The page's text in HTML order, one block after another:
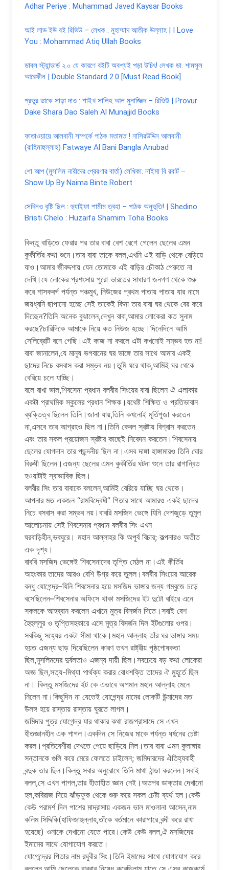
Adhar Periye : Muhammad Javed Kaysar Books
আই লাভ ইউ বই রিভিউ – লেখক : মুহাম্মাদ আতীক উল্লাহ | I Love
You : Mohammad Atiq Ullah Books
ডাবল স্ট্যান্ডার্ড ২.০ যে কারণে বইটি অবশ্যই পড়া উচিৎ! লেখক ডা. শামসুল
আরেফীন | Double Standard 2.0 [Must Read Book]
প্রভুর ডাকে সাড়া দাও : শাইখ সালিহ আল মুনাজ্জিদ – রিভিউ | Provur
Dake Shara Dao Saleh Al Munajjid Books
ফাতাওয়ায়ে আলবানী সম্পর্কে পাঠক মতামত ! নাসিরউদ্দিন আলবানী
(রাহিমাহুল্লাহ) Fatwaye Al Bani Bangla Anubad
শো আপ (মুসলিম নারীদের প্রেরণার বার্তা) লেখিকা: নাইমা বি রবার্ট –
Show Up By Naima Binte Robert
সেদিনও বৃষ্টি ছিল : হুযাইফা শামীম ত্বহা – পাঠক অনুভূতি! | Shedino
Bristi Chelo : Huzaifa Shamim Toha Books
কিন্তু বাড়িতে ফেরার পর তার বাবা বেশ রেগে গেলেন ছেলের এমন
কুকীর্তির কথা শুনে।তার বাবা তাকে বলল,এখনি এই বাড়ি থেকে বেড়িয়ে
যাও।আমার জীবদ্দশায় যেন তোমাকে এই বাড়ির চৌকাঠ পেরুতে না
দেখি।যে লোকের প্রশংসায় পুরো ভারতের সাধারণ জনগণ থেকে শুরু
করে শাসকবর্গ পর্যন্ত পঞ্চমুখ, নিউজের প্রথম পাতায় পাতায় যার নামে
জয়ধ্বনি ছাপানো হচ্ছে সেই তাকেই কিনা তার বাবা ঘর থেকে বের করে
দিচ্ছেন?তিনি অনেক বুঝালেন,দেখুন বাবা,আমার লোকেরা কত সুনাম
করছে?চারিদিকে আমাকে নিয়ে কত নিউজ হচ্ছে।দিনেদিনে আমি
সেলিব্রেটি বনে গেছি।এই কাজ না করলে এটা কখনোই সম্ভব হত না!
বাবা জানালেন,যে মানুষ ভগবানের ঘর ভাঙ্গে তার সাথে আমার একই
ছাদের নিচে বসবাস করা সম্ভব নয়।তুমি ঘরে থাক,আমিই ঘর থেকে
বেরিয়ে চলে যাচ্ছি।
বলে রাখা ভাল,শিবসেনা প্রধান বলবীর সিংয়ের বাবা ছিলেন ঐ এলাকার
একটা প্রাথমিক স্কুলের প্রধান শিক্ষক।যথেষ্ট শিক্ষিত ও প্রতিভাবান
ব্যক্তিত্ব ছিলেন তিনি।জানা যায়,তিনি কখনোই মূর্তিপূজা করতেন
না,এসবে তার আগ্রহও ছিল না।তিনি কেবল স্রষ্টায় বিশ্বাস করতেন
এবং তার সকল প্রয়োজন স্রষ্টার কাছেই নিবেদন করতেন।শিবসেনায়
ছেলের যোগদান তার পছন্দনীয় ছিল না।এসব দাঙ্গা হাঙ্গামারও তিনি ঘোর
বিরুধী ছিলেন।এজন্য ছেলের এমন কুকীর্তির ঘটনা শুনে তার রাগান্বিত
হওয়াটাই স্বাভাবিক ছিল।
বলবীর সিং তার বাবাকে বললেন,আমিই বেরিয়ে যাচ্ছি ঘর থেকে।
আপনার মত একজন “রামবিদ্বেষী” পিতার সাথে আমারও একই ছাদের
নিচে বসবাস করা সম্ভব নয়।বাবরি মসজিদ ভেঙ্গে যিনি দেশজুড়ে তুমুল
আলোচনায় সেই শিবসেনার প্রধান বলবীর সিং এখন
ঘরবাড়িহীন,ভবঘুরে। মহান আল্লাহর কি অপূর্ব বিচার; কল্পনারও অতীত
এক দৃশ্য।
বাবরি মসজিদ ভেঙ্গেই শিবসেনাদের তৃপ্তি মেঠল না।এই কীর্তির
অহংকার তাদের আরও বেশি উগ্র করে তুলল।বলবীর সিংয়ের আরেক
বন্ধু যোগেন্দ্র–যিনি শিবসেনার হয়ে মসজিদ ভাঙ্গার জন্য গম্বুজে চড়ে
বসেছিলেন–শিবসেনার অফিসে থাকা মসজিদের ইট দুটো বাইরে এনে
সকলকে আহব্বান করলেন এখানে মুত্র বিসর্জন দিতে।সবাই বেশ
হৈহুল্লুর ও তৃপ্তিসহকারে এসে মুত্র বিসর্জন দিল ইটগুলোর ওপর।
সবকিছু সহ্যের একটা সীমা থাকে।মহান আল্লাহ তাঁর ঘর ভাঙ্গার সময়
হয়ত এজন্য ছাড় দিয়েছিলেন কারণ তখন রাষ্ট্রীয় পৃষ্ঠপোষকতা
ছিল,মুসলিমদের দুর্বলতাও এজন্য দায়ী ছিল।সবচেয়ে বড় কথা লোকেরা
অজ্ঞ ছিল,সত্য-মিথ্যা পার্থক্য করার বোধশক্তি তাদের ঐ মুহূর্তে ছিল
না। কিন্তু মসজিদের ইট কে এভাবে অপমান মহান আল্লাহ মেনে
নিলেন না।কিছুদিন না যেতেই যোগেন্দ্র নামের লোকটি উন্মাদের মত
উলঙ্গ হয়ে রাস্তায় রাস্তায় ঘুরতে লাগল।
জমিদার পুত্র যোগেন্দ্র যার থাকার কথা রাজপ্রাসাদে সে এখন
হীতজ্ঞানহীন এক পাগল।একদিন সে নিজের মাকে পর্যন্ত ধর্ষনের চেষ্টা
করল।প্রতিবেশীরা দেখতে পেয়ে ছাড়িয়ে নিল।তার বাবা এমন কুলাঙ্গার
সন্তানকে গুলি করে মেরে ফেলতে চাইলেন; জমিদারদের ঐতিহ্যবাহী
বন্দুক তার ছিল।কিন্তু সবার অনুরোধে তিনি মাথা ঠান্ডা করলেন।সবাই
বলল,সে এখন পাগল,তার হীতাহীত জ্ঞান নেই।অতপর ডাক্তার দেখানো
হল,কবিরাজ দিয়ে ঝাঁড়ফুক থেকে শুরু করে সকল চেষ্টা ব্যর্থ হল।কেউ
কেউ পরামর্শ দিল পাশের মাদ্রাসায় একজন ভাল মাওলানা আসেন,নাম
কলিম সিদ্দিকি(হাফিজাহুল্লাহ,তাঁকে বর্তমানে কারাগারে বন্দী করে রাখা
হয়েছে) ওনাকে দেখানো যেতে পারে।কেউ কেউ বলল,ঐ মসজিদের
ইমামের সাথে যোগাযোগ করতে।
যোগেন্দ্রের পিতার নাম রঘুবীর সিং।তিনি ইমামের সাথে যোগাযোগ করে